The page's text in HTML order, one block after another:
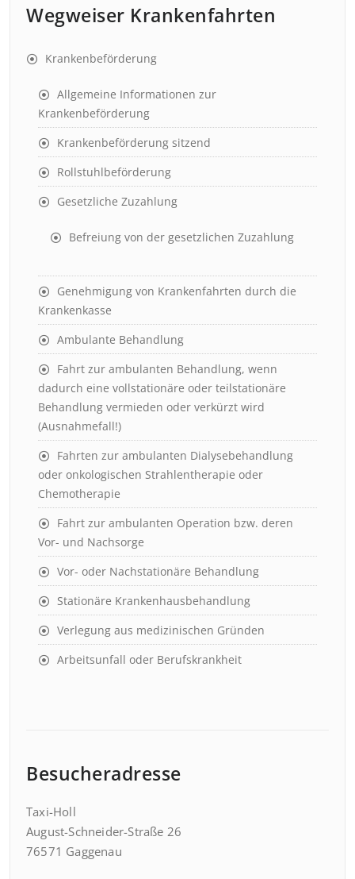
Wegweiser Krankenfahrten
Krankenbeförderung
Allgemeine Informationen zur
Krankenbeförderung
Krankenbeförderung sitzend
Rollstuhlbeförderung
Gesetzliche Zuzahlung
Befreiung von der gesetzlichen Zuzahlung
Genehmigung von Krankenfahrten durch die
Krankenkasse
Ambulante Behandlung
Fahrt zur ambulanten Behandlung, wenn
dadurch eine vollstationäre oder teilstationäre
Behandlung vermieden oder verkürzt wird
(Ausnahmefall!)
Fahrten zur ambulanten Dialysebehandlung
oder onkologischen Strahlentherapie oder
Chemotherapie
Fahrt zur ambulanten Operation bzw. deren
Vor- und Nachsorge
Vor- oder Nachstationäre Behandlung
Stationäre Krankenhausbehandlung
Verlegung aus medizinischen Gründen
Arbeitsunfall oder Berufskrankheit
Besucheradresse
Taxi-Holl
August-Schneider-Straße 26
76571 Gaggenau